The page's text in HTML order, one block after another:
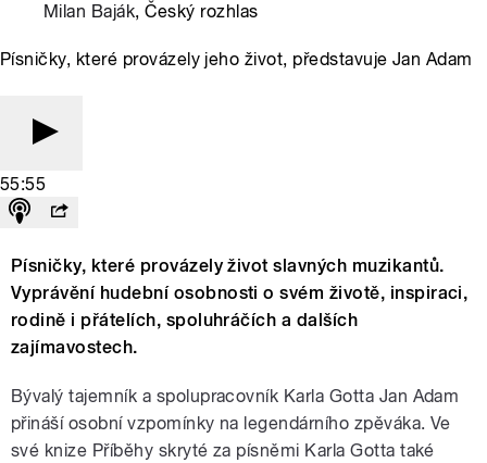
Milan Baják, Český rozhlas
Písničky, které provázely jeho život, představuje Jan Adam
55:55
Písničky, které provázely život slavných muzikantů.
Vyprávění hudební osobnosti o svém životě, inspiraci,
rodině i přátelích, spoluhráčích a dalších
zajímavostech.
Bývalý tajemník a spolupracovník Karla Gotta Jan Adam
přináší osobní vzpomínky na legendárního zpěváka. Ve
své knize Příběhy skryté za písněmi Karla Gotta také